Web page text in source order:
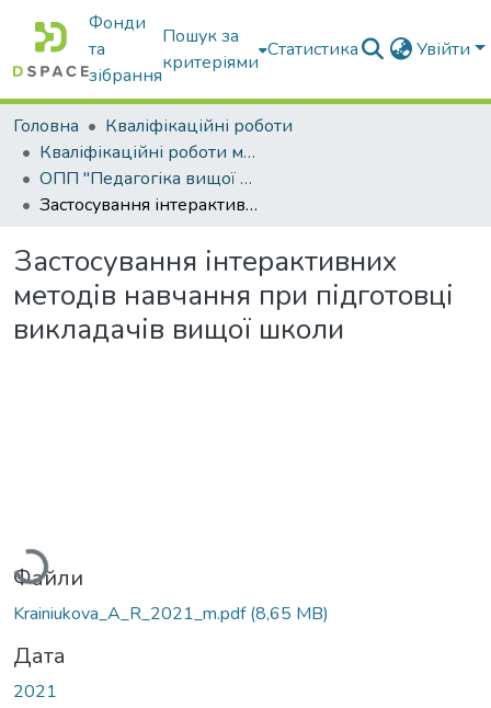
Фонди
та
зібрання
Пошук за
критеріями
Статистика Увійти
Головна
Кваліфікаційні роботи
Кваліфікаційні роботи магістрів
ОПП "Педагогіка вищої школи"
Застосування інтерактивних методів навчання при підготовці викладачів вищої школи
Застосування інтерактивних
методів навчання при підготовці
викладачів вищої школи
Вантажиться...
Файли
Krainiukova_A_R_2021_m.pdf(8,65 MB)
Дата
2021